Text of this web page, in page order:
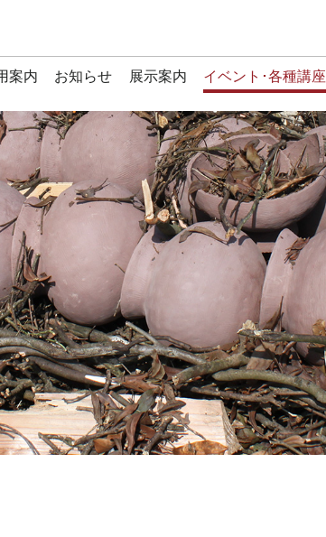
案内 お知らせ 展示案内 イベント･各種講座